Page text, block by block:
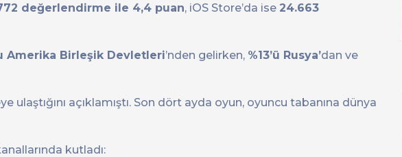
değerlendirme ile 4,4 puan, iOS Store’da ise 24.663
Amerika Birleşik Devletleri’nden gelirken, %13’ü Rusya’dan ve
açıklamıştı. Son dört ayda oyun, oyuncu tabanına dünya
kutladı: